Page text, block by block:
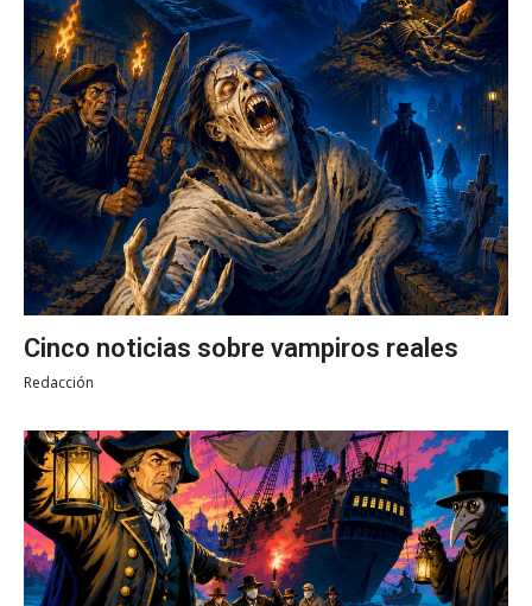
Cinco noticias sobre vampiros reales
Redacción